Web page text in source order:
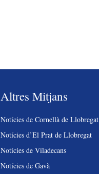
Altres Mitjans
Notícies de Cornellà de Llobregat
Notícies d’El Prat de Llobregat
Notícies de Viladecans
Notícies de Gavà